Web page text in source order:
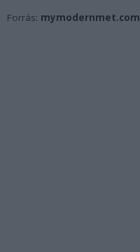
Forrás: mymodernmet.com